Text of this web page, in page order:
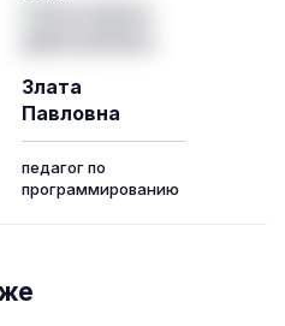
Злата
Павловна
педагог по
программированию